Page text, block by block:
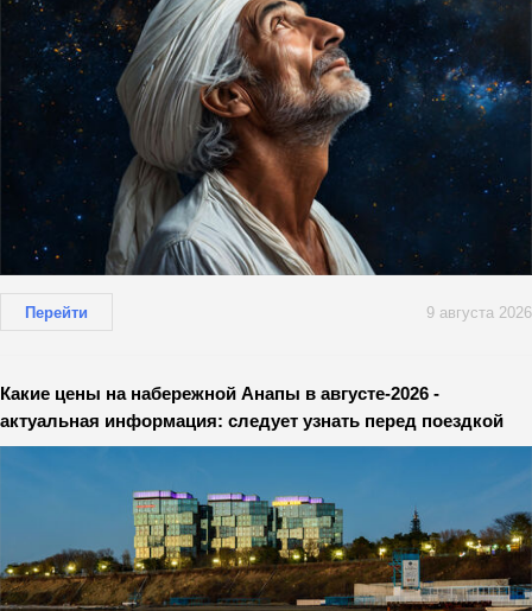
Перейти 9 августа 2026
Какие цены на набережной Анапы в августе-2026 -
актуальная информация: следует узнать перед поездкой